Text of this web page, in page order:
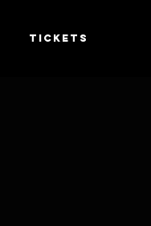
TICKETS